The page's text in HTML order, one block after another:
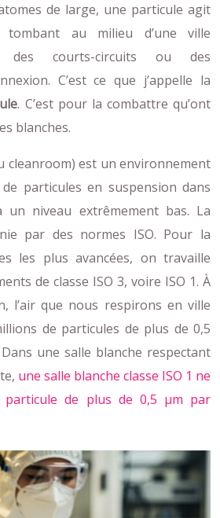
de large, une particule agit
au milieu d’une ville
des courts-circuits ou des
C’est ce que j’appelle la
. C’est pour la combattre qu’ont
blanches.
cleanroom) est un environnement
particules en suspension dans
un niveau extrêmement bas. La
par des normes ISO. Pour la
les plus avancées, on travaille
de classe ISO 3, voire ISO 1. À
l’air que nous respirons en ville
de particules de plus de 0,5
une salle blanche respectant
une salle blanche classe ISO 1 ne
particule de plus de 0,5 µm par